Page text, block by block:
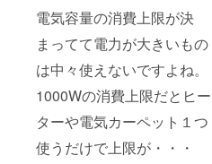
電気容量の消費上限が決
まってて電力が大きいもの
は中々使えないですよね。
1000Wの消費上限だとヒー
ターや電気カーペット１つ
使うだけで上限が・・・